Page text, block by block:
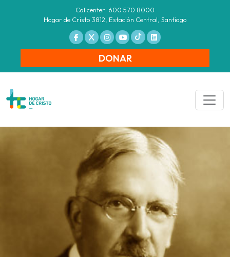
Callcenter: 600 570 8000
Hogar de Cristo 3812, Estación Central, Santiago
DONAR